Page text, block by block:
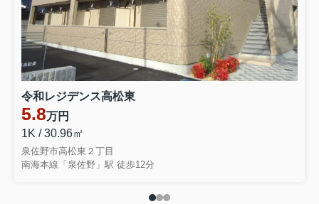
2026.08.02
第2回【イエサポ住まい支援コラム】
【イエサポ住まい支援コラム】第2回 住宅セーフティネ
ット制度とは？ 「住まいに困ったとき、誰が支えてくれ
るの？」 前回の振り返り 第1回では、貝塚市社会福祉協
議会様で行った講演をもとに、 「住まいを失ってからで
はなく、住まいを失う前に相談することが大切」 という
テーマでお話ししました...
令和レジデンス高松東
5.8万円
1K / 30.96㎡
泉佐野市高松東２丁目
南海本線「泉佐野」駅 徒歩12分